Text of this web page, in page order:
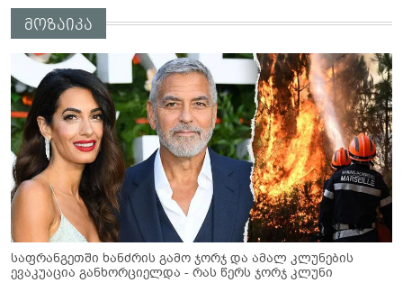
მოზაიკა
საფრანგეთში ხანძრის გამო ჯორჯ და ამალ კლუნების
ევაკუაცია განხორციელდა - რას წერს ჯორჯ კლუნი